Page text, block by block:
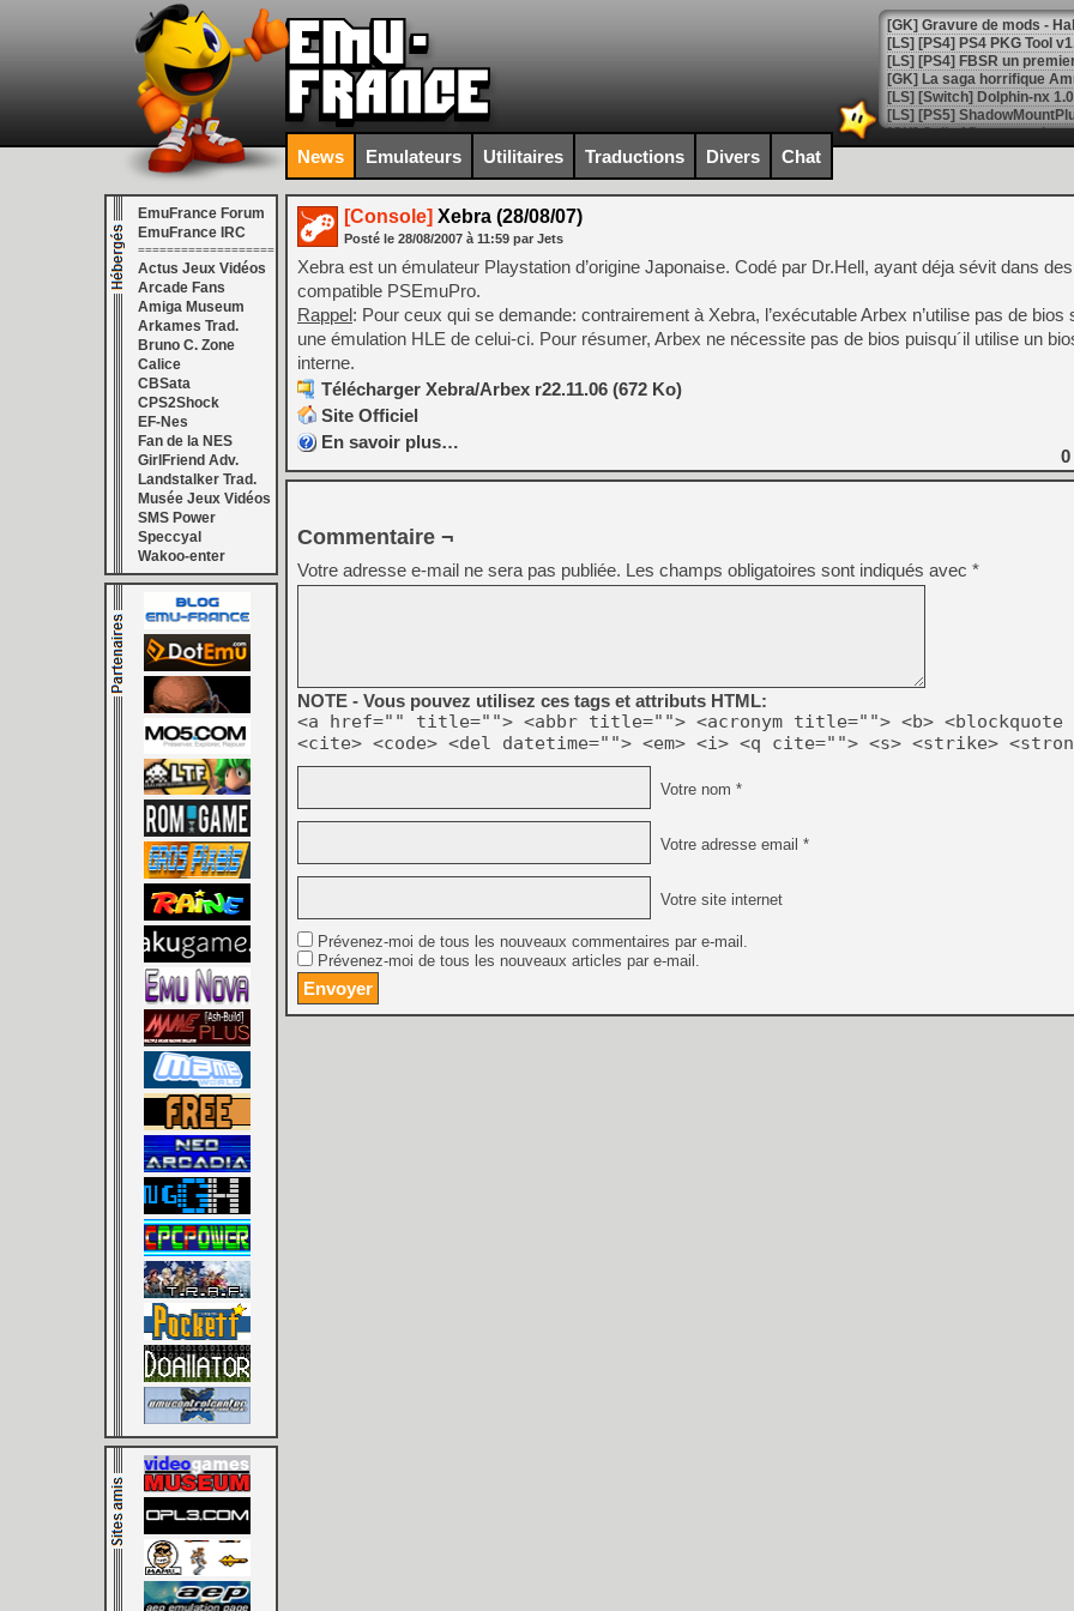
[GK] La saga horrifique
[GK] Le portage de Super
[Mo5] Le jeu de course
[GK] Guillermo del Toro
[GK] Mistfall Hunter : déjà
[GK] Wo Long 2 évolue
[GK] Crossfire : un TPS à
[LS] [PS5] Premiers
[Mo5] DOOM arrive en
[GK] Bethesda fête les 30
[GK] Roblox : l'action en
[GK] Agenda - GeForce
[GK] Devolver Digital en a
[LS] [PS5] ps5-y2jb-
[GK] Test : Restory : Chill
[GK] GTA 6 : Rockstar
[GK] Hot Wheels Infinite
[GK] Mémoire cash -
[GK] Résultats Nintendo :
[GK] Déjà des
[Mo5] Brickboy cherche à
[GK] Minecraft et ses «
[GK] Beast of
News Emulateurs Utilitaires Traductions Divers Chat
EmuFrance Forum
EmuFrance IRC
===================
Actus Jeux Vidéos
Arcade Fans
Amiga Museum
Arkames Trad.
Bruno C. Zone
Calice
CBSata
CPS2Shock
EF-Nes
Fan de la NES
GirlFriend Adv.
Landstalker Trad.
Musée Jeux Vidéos
SMS Power
Speccyal
Wakoo-enter
[Console] Xebra (28/08/07)
Posté le 28/08/2007 à 11:59 par Jets
Xebra est un émulateur Playstation d’origine Japonaise. Codé par Dr.Hell, ayant déja sévit dans
compatible PSEmuPro.
Rappel: Pour ceux qui se demande: contrairement à Xebra, l’exécutable Arbex n’utilise pas de bios
une émulation HLE de celui-ci. Pour résumer, Arbex ne nécessite pas de bios puisqu´il utilise un
interne.
Télécharger Xebra/Arbex r22.11.06 (672 Ko)
Site Officiel
En savoir plus…
0
Commentaire ¬
Votre adresse e-mail ne sera pas publiée. Les champs obligatoires sont indiqués avec *
NOTE - Vous pouvez utilisez ces tags et attributs HTML:
<a href="" title=""> <abbr title=""> <acronym title=""> <b> <blockquote
<cite> <code> <del datetime=""> <em> <i> <q cite=""> <s> <strike>
Votre nom *
Votre adresse email *
Votre site internet
Prévenez-moi de tous les nouveaux commentaires par e-mail.
Prévenez-moi de tous les nouveaux articles par e-mail.